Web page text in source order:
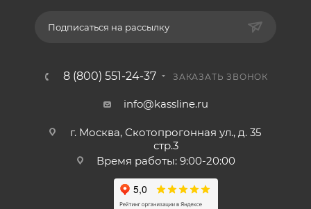
Подписаться на рассылку
8 (800) 551-24-37 ЗАКАЗАТЬ ЗВОНОК
info@kassline.ru
г. Москва, Скотопрогонная ул., д. 35
стр.3
Время работы: 9:00-20:00